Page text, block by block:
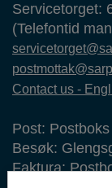
Servicetorget:
(Telefontid
Contact us -
Post:
Besøk:
Faktura: